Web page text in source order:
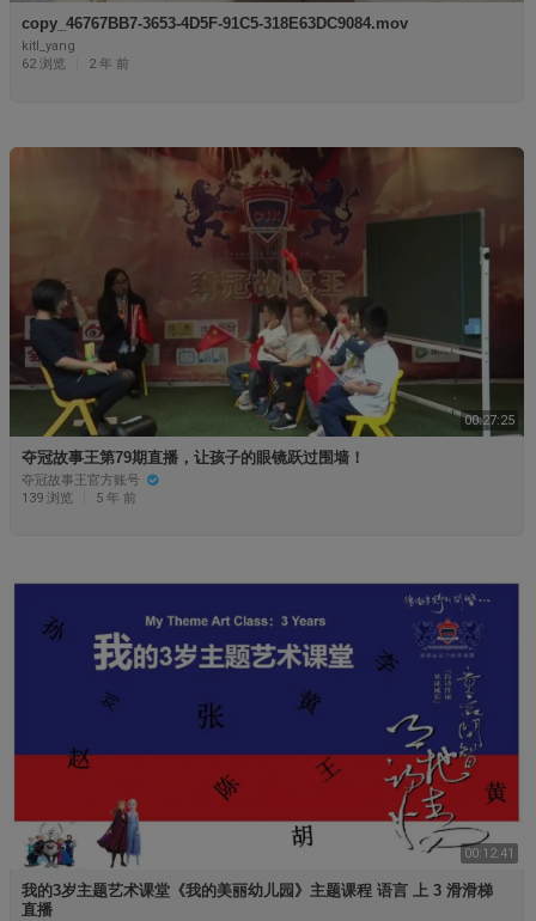
copy_46767BB7-3653-4D5F-91C5-318E63DC9084.mov
kitl_yang
62 浏览
2 年 前
00:27:25
夺冠故事王第79期直播，让孩子的眼镜跃过围墙！
夺冠故事王官方账号
139 浏览
5 年 前
00:12:41
⁣我的3岁主题艺术课堂《我的美丽幼儿园》主题课程 语言 上 3 滑滑梯
直播